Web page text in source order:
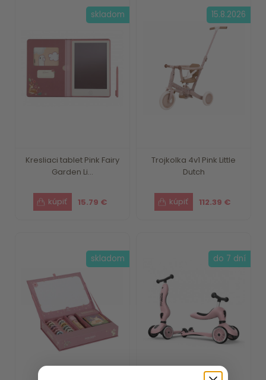
Kresliaci tablet Pink Fairy
Garden Li...
15.79 €
skladom
Trojkolka 4v1 Pink Little
Dutch
112.39 €
15.8.2026
skladom do 7 dní